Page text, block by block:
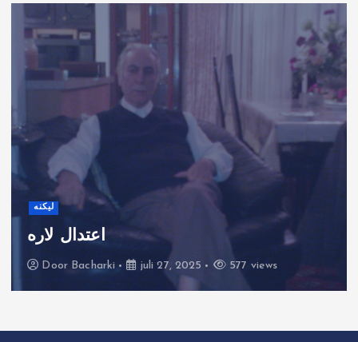
لیکنه
اعتدال لاره
Door Bacharki juli 27, 2025 577 views